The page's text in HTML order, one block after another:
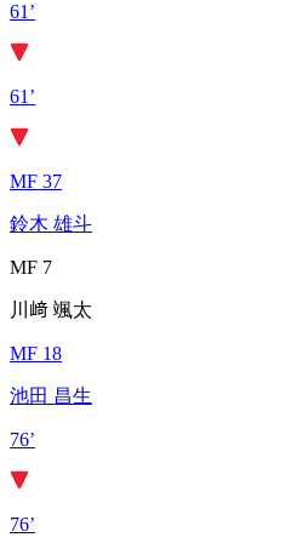
61’
61’
MF 37
鈴木 雄斗
MF 7
川﨑 颯太
MF 18
池田 昌生
76’
76’